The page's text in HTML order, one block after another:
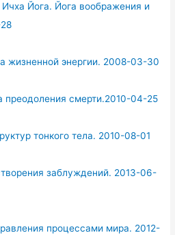
Йога. Йога воображения и
жизненной энергии. 2008-03-30
преодоления смерти.2010-04-25
тонкого тела. 2010-08-01
заблуждений. 2013-06-
процессами мира. 2012-